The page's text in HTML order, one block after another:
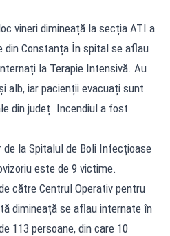
vineri dimineață la secția ATI a
din Constanța În spital se aflau
la Terapie Intensivă. Au
alb, iar pacienții evacuați sunt
din județ. Incendiul a fost
la Spitalul de Boli Infecțioase
este de 9 victime.
către Centrul Operativ pentru
dimineață se aflau internate în
113 persoane, din care 10